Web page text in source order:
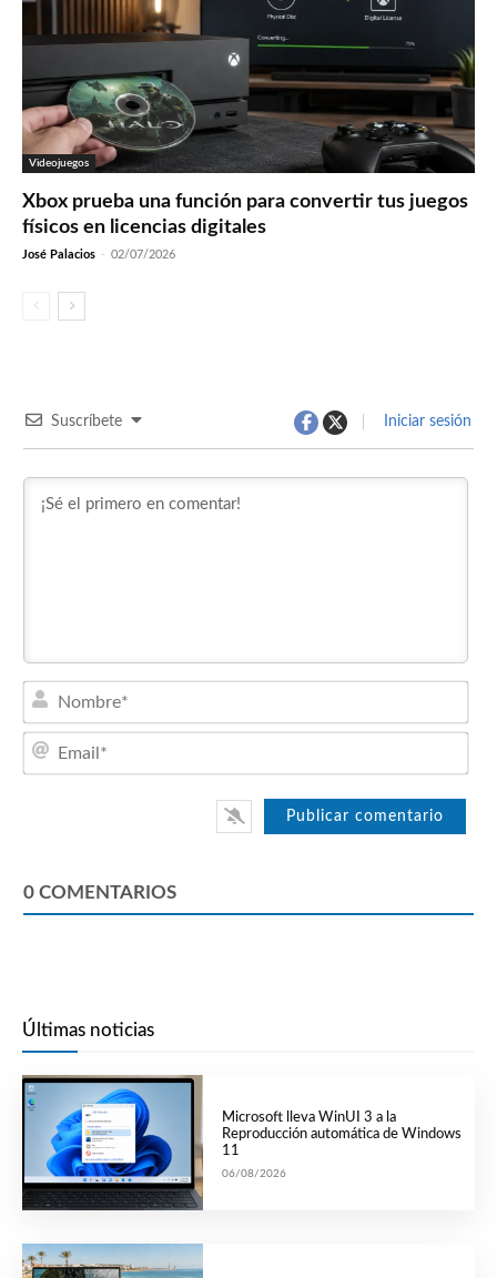
Videojuegos
Xbox prueba una función para convertir tus juegos
físicos en licencias digitales
José Palacios - 02/07/2026
Suscríbete Iniciar sesión
0 COMENTARIOS
Últimas noticias
Microsoft lleva WinUI 3 a la
Reproducción automática de Windows
11
06/08/2026